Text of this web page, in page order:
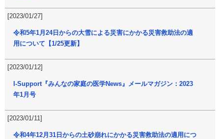
[2023/01/27]
令和5年1月24日からの大雪による災害にかかる災害救助法の適
用について【1/25更新】
[2023/01/12]
I-Support『みんなの家庭の医学News』メールマガジン：2023
年1月号
[2023/01/11]
令和4年12月31日からの土砂崩れにかかる災害救助法の適用につ